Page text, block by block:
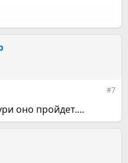
#7
оно пройдет....